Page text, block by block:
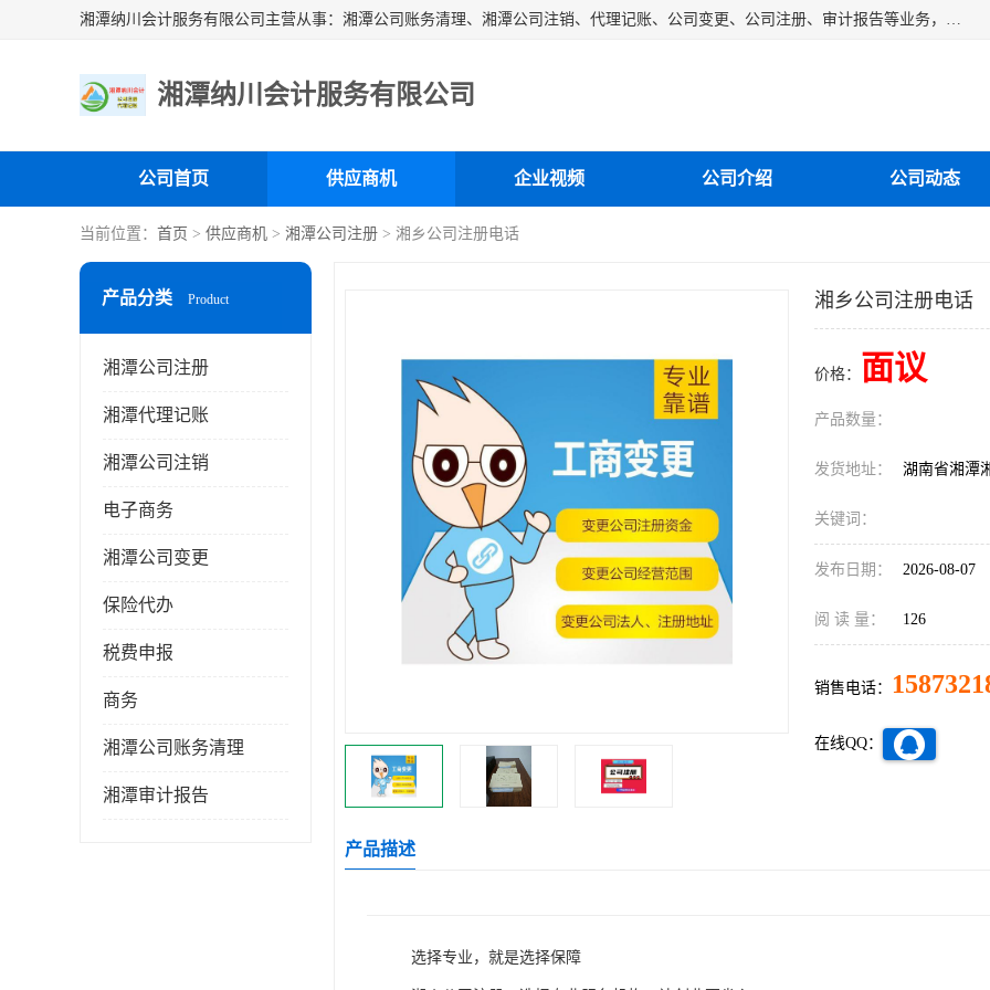
湘潭纳川会计服务有限公司主营从事：湘潭公司账务清理、湘潭公司注销、代理记账、公司变更、公司注册、审计报告等业务，公司设立有专门的代理注册部门，现有工商代办专员，部门经理从事工商代办多年，对各地区公司注册、公司变更、进出口业务等流程以及各行业公司注册、变更所需注意的细节都非常熟悉。
湘潭纳川会计服务有限公司
公司首页 供应商机 企业视频 公司介绍 公司动态
当前位置： 首页 > 供应商机 > 湘潭公司注册 > 湘乡公司注册电话
产品分类 Product
湘潭公司注册
湘潭代理记账
湘潭公司注销
电子商务
湘潭公司变更
保险代办
税费申报
商务
湘潭公司账务清理
湘潭审计报告
湘乡公司注册电话
价格： 面议
产品数量：
发货地址： 湖南省湘潭
关键词：
发布日期： 2026-08-07
阅 读 量： 126
销售电话：
在线QQ：
产品描述
选择专业，就是选择保障